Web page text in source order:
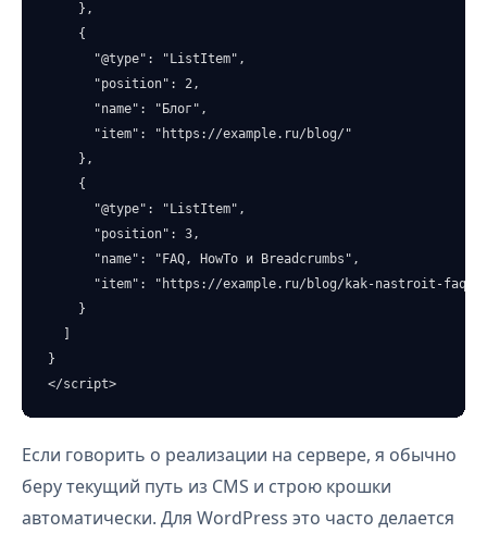
    },
    {
      "@type": "ListItem",
      "position": 2,
      "name": "Блог",
      "item": "https://example.ru/blog/"
    },
    {
      "@type": "ListItem",
      "position": 3,
      "name": "FAQ, HowTo и Breadcrumbs",
"item": "https://example.ru/blog/kak-nastroit-faq-
    }
}
</script>
Если говорить о реализации на сервере, я обычно
беру текущий путь из CMS и строю крошки
автоматически. Для WordPress это часто делается